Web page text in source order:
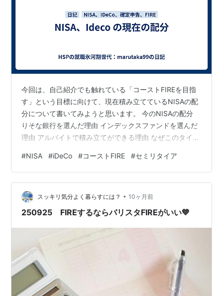
今回は、自己紹介でも触れている「コーストFIREを目指
す」という目標に向けて、現在積み立てているNISAの配
分について書いてみようと思います。 今のNISAの配分
りそな銀行を選んだ理由 インデックスファンドを選んだ
理由 アルバイトで積み立てができる理由 なぜこのタイミ
の展望と懸念点 最後に 今のNISAの配分 今のNISAの配分
は、すべてりそな銀行で契約しています。 内容として
は、積立枠で日経225インデックスに月35,000円、積立
枠で先進国株式インデックスに月35,000円を積み立てて
います。成長投資枠では、S&P500インデックスを…
#NISA #iDeCo #コーストFIRE #セミリタイア
スッキリ気分よく暮らすには？ • 10ヶ月前
250925 FIREするならバリスタFIREがいい💙